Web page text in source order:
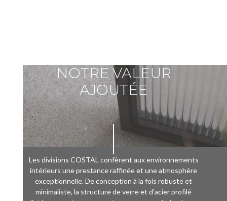
NOTRE VALEUR
AJOUTÉE
Les divisions COSTAL confèrent aux environnements
intérieurs une prestance raffinée et une atmosphère
exceptionnelle. De conception à la fois robuste et
minimaliste, la structure de verre et d’acier profilé